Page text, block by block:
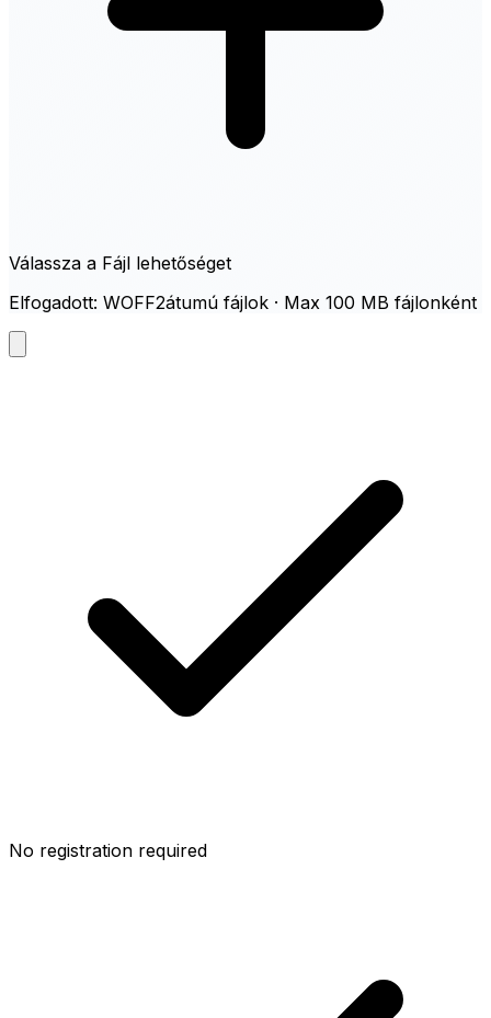
Válassza a Fájl lehetőséget
Elfogadott: WOFF2átumú fájlok · Max 100 MB fájlonként
No registration required